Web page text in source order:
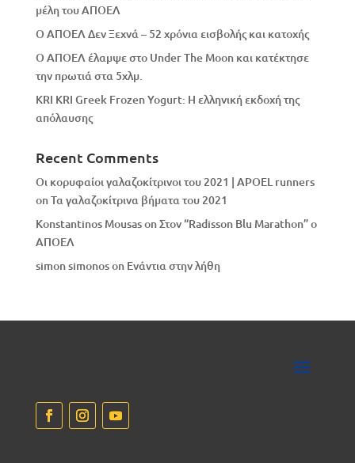
μέλη του ΑΠΟΕΛ
Ο ΑΠΟΕΛ Δεν Ξεχνά – 52 χρόνια εισβολής και κατοχής
Ο ΑΠΟΕΛ έλαμψε στο Under The Moon και κατέκτησε
την πρωτιά στα 5χλμ.
KRI KRI Greek Frozen Yogurt: Η ελληνική εκδοχή της
απόλαυσης
Recent Comments
Οι κορυφαίοι γαλαζοκίτρινοι του 2021 | APOEL runners
onΤα γαλαζοκίτρινα βήματα του 2021
Konstantinos MousasonΣτον “Radisson Blu Marathon” ο
ΑΠΟΕΛ
simon simonoson Eνάντια στην λήθη